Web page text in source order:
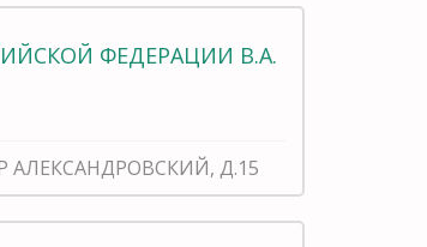
ФЕДЕРАЦИИ В.А.
АЛЕКСАНДРОВСКИЙ, Д.15